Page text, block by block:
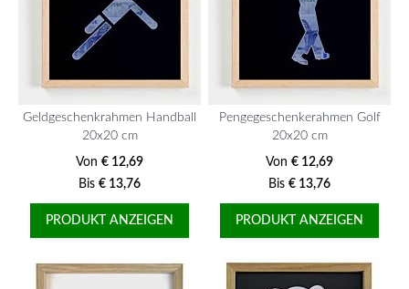
Geldgeschenkrahmen Handball
20x20 cm
Von € 12,69
Bis € 13,76
PRODUKT ANZEIGEN
Pengegeschenkerahmen Golf
20x20 cm
Von € 12,69
Bis € 13,76
PRODUKT ANZEIGEN